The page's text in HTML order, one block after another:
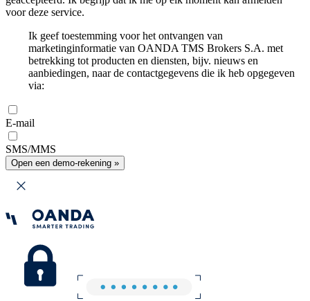
voor deze service.
Ik geef toestemming voor het ontvangen van
marketinginformatie van OANDA TMS Brokers S.A. met
betrekking tot producten en diensten, bijv. nieuws en
aanbiedingen, naar de contactgegevens die ik heb opgegeven
via:
E-mail
SMS/MMS
Open een demo-rekening »